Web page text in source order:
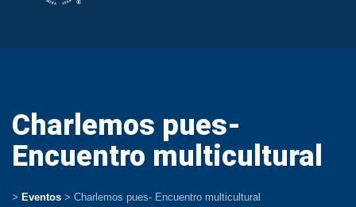
> Eventos > Charlemos pues- Encuentro multicultural
Charlemos pues-
Encuentro multicultural